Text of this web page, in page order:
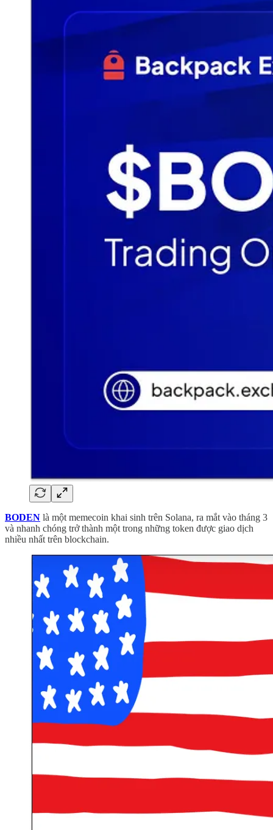
BODEN là một memecoin khai sinh trên Solana, ra mắt vào tháng 3
và nhanh chóng trở thành một trong những token được giao dịch
nhiều nhất trên blockchain.